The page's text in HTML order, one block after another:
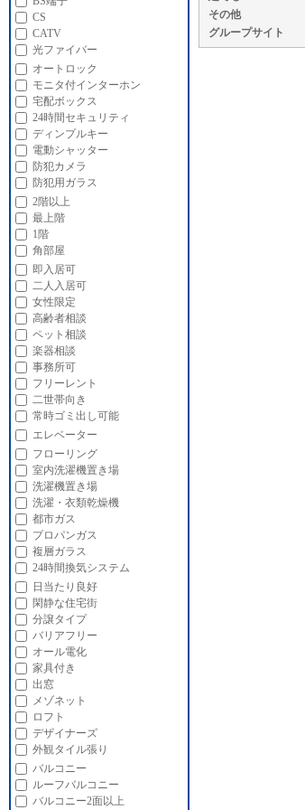
その他
グループサイト
CS
CATV
光ファイバー
オートロック
モニタ付インターホン
宅配ボックス
24時間セキュリティ
ディンプルキー
電動シャッター
防犯カメラ
防犯用ガラス
2階以上
最上階
1階
角部屋
即入居可
二人入居可
女性限定
高齢者相談
ペット相談
楽器相談
事務所可
フリーレント
二世帯向き
常時ゴミ出し可能
エレベーター
フローリング
室内洗濯機置き場
洗濯機置き場
洗濯・衣類乾燥機
都市ガス
プロパンガス
複層ガラス
24時間換気システム
日当たり良好
閑静な住宅街
分譲タイプ
バリアフリー
オール電化
家具付き
出窓
メゾネット
ロフト
デザイナーズ
外観タイル張り
バルコニー
ルーフバルコニー
バルコニー2面以上